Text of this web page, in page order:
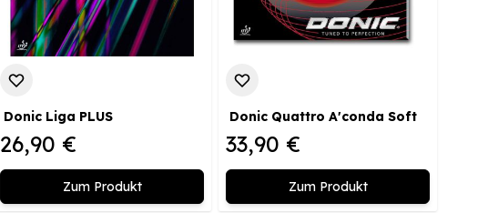
Donic Liga PLUS
26,90 €
Zum Produkt
Donic Quattro A'conda Soft
33,90 €
Zum Produkt